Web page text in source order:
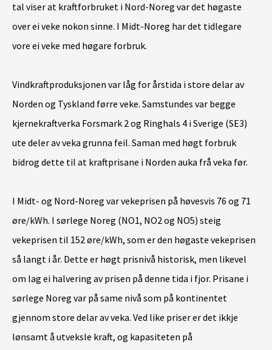
tal viser at kraftforbruket i Nord-Noreg var det høgaste
over ei veke nokon sinne. I Midt-Noreg har det tidlegare
vore ei veke med høgare forbruk.
Vindkraftproduksjonen var låg for årstida i store delar av
Norden og Tyskland førre veke. Samstundes var begge
kjernekraftverka Forsmark 2 og Ringhals 4 i Sverige (SE3)
ute deler av veka grunna feil. Saman med høgt forbruk
bidrog dette til at kraftprisane i Norden auka frå veka før.
I Midt- og Nord-Noreg var vekeprisen på høvesvis 76 og 71
øre/kWh. I sørlege Noreg (NO1, NO2 og NO5) steig
vekeprisen til 152 øre/kWh, som er den høgaste vekeprisen
så langt i år. Dette er høgt prisnivå historisk, men likevel
om lag ei halvering av prisen på denne tida i fjor. Prisane i
sørlege Noreg var på same nivå som på kontinentet
gjennom store delar av veka. Ved like priser er det ikkje
lønsamt å utveksle kraft, og kapasiteten på